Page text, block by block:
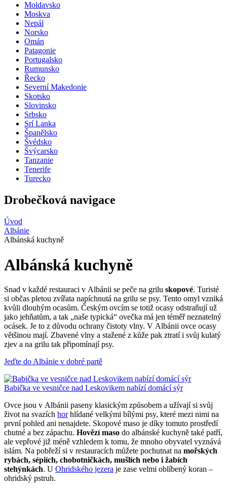
Moldavsko
Moskva
Nepál
Norsko
Omán
Patagonie
Portugalsko
Rumunsko
Řecko
Severní Makedonie
Skotsko
Slovinsko
Srbsko
Srí Lanka
Španělsko
Švédsko
Švýcarsko
Tanzanie
Tenerife
Turecko
Drobečková navigace
Úvod
Albánie
Albánská kuchyně
Albánská kuchyně
Snad v každé restauraci v Albánii se peče na grilu skopové. Turisté
si občas pletou zvířata napíchnutá na grilu se psy. Tento omyl vzniká
kvůli dlouhým ocasům. Českým ovcím se totiž ocasy odstraňují už
jako jehňatům, a tak „naše typická“ ovečka má jen téměř neznatelný
ocásek. Je to z důvodu ochrany čistoty vlny. V Albánii ovce ocasy
většinou mají. Zbavené vlny a stažené z kůže pak ztratí i svůj kulatý
zjev a na grilu tak připomínají psy.
Jeďte do Albánie v dobré partě
Babička ve vesničce nad Leskovikem nabízí domácí sýr
Ovce jsou v Albánii paseny klasickým způsobem a užívají si svůj
život na svazích horhlídané velkými bílými psy, které mezi nimi na
první pohled ani nenajdete. Skopové maso je díky tomuto prostředí
chutné a bez zápachu. Hovězí maso do albánské kuchyně také patří,
ale vepřové již méně vzhledem k tomu, že mnoho obyvatel vyznává
islám. Na pobřeží si v restauracích můžete pochutnat na mořských
rybách, sépiích, chobotničkách, mušlích nebo i žabích
stehýnkách. U Ohridského jezera je zase velmi oblíbený koran –
ohridský pstruh.